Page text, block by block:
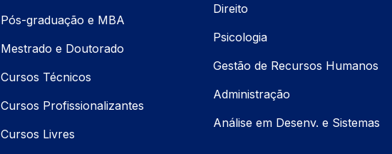
Pós-graduação e MBA
Mestrado e Doutorado
Cursos Técnicos
Cursos Profissionalizantes
Cursos Livres
Direito
Psicologia
Gestão de Recursos Humanos
Administração
Análise em Desenv. e Sistemas